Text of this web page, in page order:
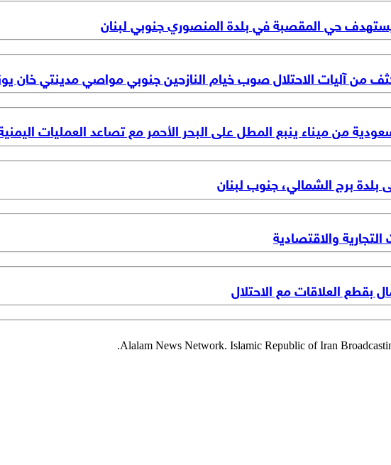
حي المقصبة في بلدة المنصوري جنوبي لبنان
من آليات الاحتلال صوب خيام النازحين جنوبي مواصي مدينتي
من ميناء ينبع المطل على البحر الأحمر مع تصاعد العمليات
بلدة برج الشمالي، جنوب لبنان
والاقتصادية
العلاقات مع الاحتلال